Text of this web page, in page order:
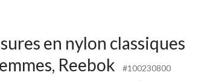
en nylon classiques
Reebok
#100230800